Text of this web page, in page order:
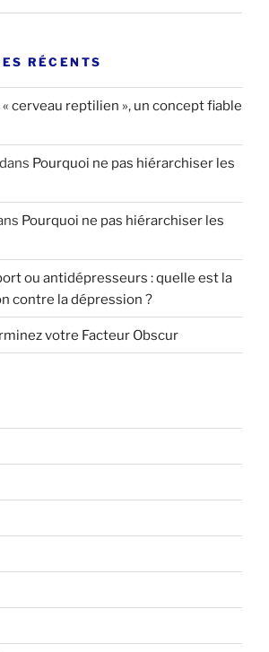
RÉCENTS
« cerveau reptilien », un concept fiable
dans Pourquoi ne pas hiérarchiser les
Pourquoi ne pas hiérarchiser les
ou antidépresseurs : quelle est la
contre la dépression ?
votre Facteur Obscur